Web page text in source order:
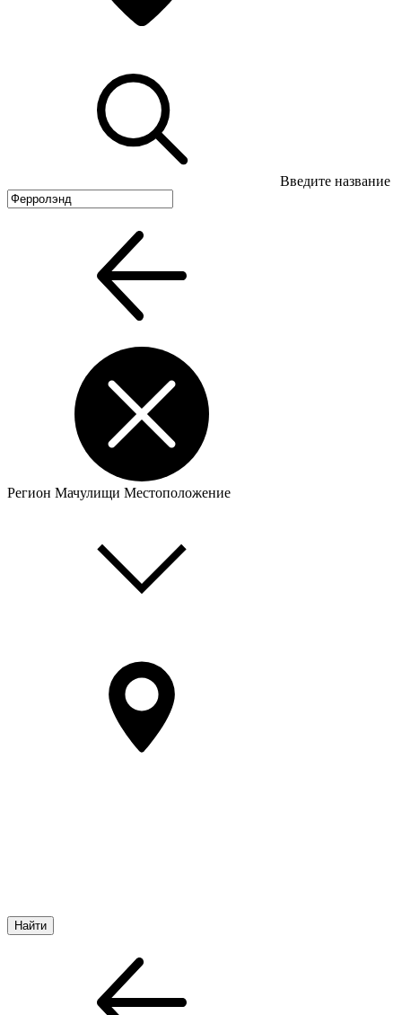
Введите название
Регион Мачулищи Местоположение